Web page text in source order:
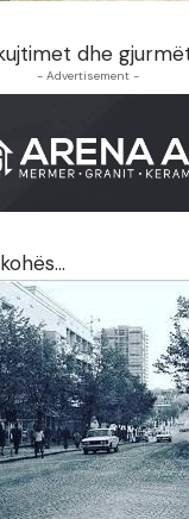
dhe
- Advertisement -